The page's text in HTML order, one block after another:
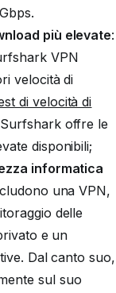
più elevate:
VPN
velocità di
di velocità di
offre le
disponibili;
informatica
una VPN,
delle
e un
Dal canto suo,
sul suo